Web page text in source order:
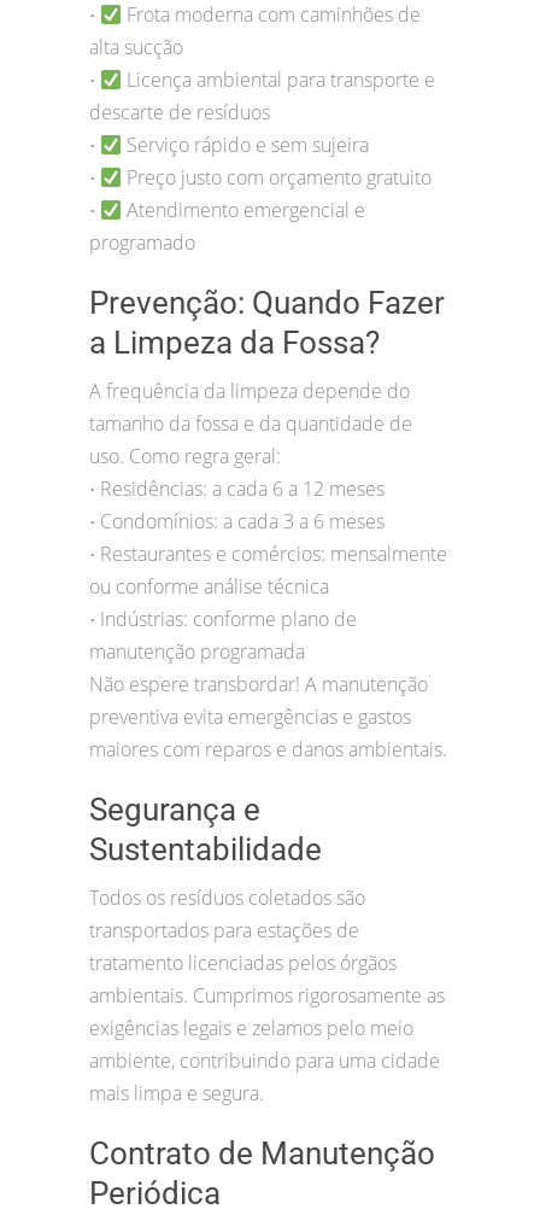
•
Frota moderna com caminhões de
alta sucção
•
Licença ambiental para transporte e
descarte de resíduos
• Serviço rápido e sem sujeira
• Preço justo com orçamento gratuito
•
Atendimento emergencial e
programado
Prevenção: Quando Fazer
a Limpeza da Fossa?
A frequência da limpeza depende do
tamanho da fossa e da quantidade de
uso. Como regra geral:
• Residências: a cada 6 a 12 meses
• Condomínios: a cada 3 a 6 meses
• Restaurantes e comércios: mensalmente
ou conforme análise técnica
• Indústrias: conforme plano de
manutenção programada
Não espere transbordar! A manutenção
preventiva evita emergências e gastos
maiores com reparos e danos ambientais.
Segurança e
Sustentabilidade
Todos os resíduos coletados são
transportados para estações de
tratamento licenciadas pelos órgãos
ambientais. Cumprimos rigorosamente as
exigências legais e zelamos pelo meio
ambiente, contribuindo para uma cidade
mais limpa e segura.
Contrato de Manutenção
Periódica